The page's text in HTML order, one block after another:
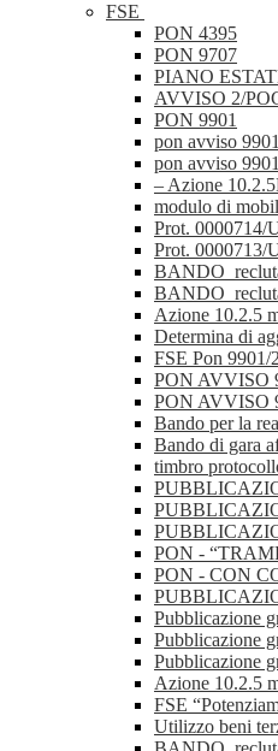
FSE
PON 4395
PON 9707
PIANO
AVVISO 2/
PON 9901
pon avviso
pon avviso
– Azione
modulo di
Prot.
Prot.
Azione 10.2.5
Determina di
FSE Pon
PON AVVISO
PON
Bando per la
Bando di gara
timbro
PON -
PON - CON
Pubblicazione
Pubblicazione
Pubblicazione
Azione 10.2.5
FSE
Utilizzo beni